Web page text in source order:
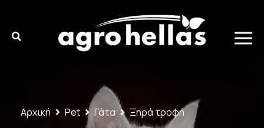
Αρχική Pet Γάτα Ξηρά τροφή